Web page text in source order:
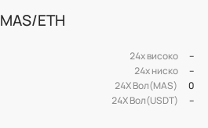
MAS/ETH
24х високо
--
24х ниско
--
24Х Вол(MAS)
0
24Х Вол(USDT)
--